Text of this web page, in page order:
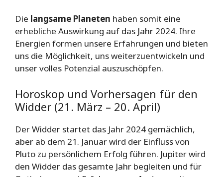
Die langsame Planeten haben somit eine
erhebliche Auswirkung auf das Jahr 2024. Ihre
Energien formen unsere Erfahrungen und bieten
uns die Möglichkeit, uns weiterzuentwickeln und
unser volles Potenzial auszuschöpfen.
Horoskop und Vorhersagen für den
Widder (21. März – 20. April)
Der Widder startet das Jahr 2024 gemächlich,
aber ab dem 21. Januar wird der Einfluss von
Pluto zu persönlichem Erfolg führen. Jupiter wird
den Widder das gesamte Jahr begleiten und für